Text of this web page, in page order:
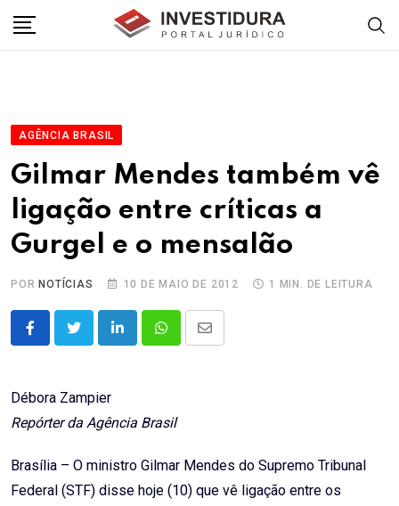
AGÊNCIA BRASIL
Gilmar Mendes também vê
ligação entre críticas a
Gurgel e o mensalão
POR NOTÍCIAS 10 DE MAIO DE 2012 1 MIN. DE LEITURA
LinkedInWhatsappShare
Débora Zampier
Repórter da Agência Brasil
Brasília – O ministro Gilmar Mendes do Supremo Tribunal
Federal (STF) disse hoje (10) que vê ligação entre os